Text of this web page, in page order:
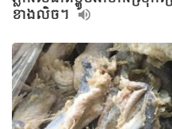
ខាងលិច។